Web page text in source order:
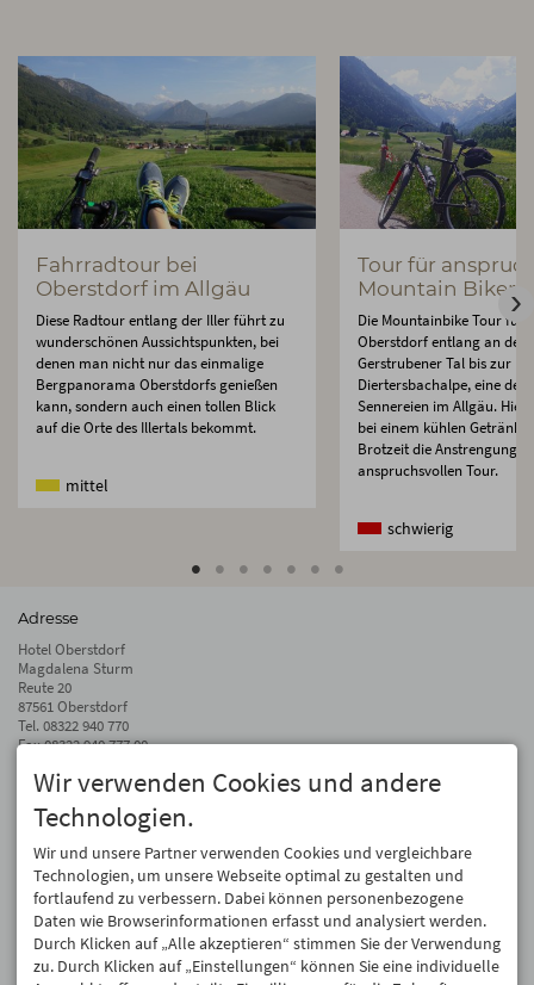
Fahrradtour bei
Oberstdorf im Allgäu
Diese Radtour entlang der Iller führt zu
wunderschönen Aussichtspunkten, bei
denen man nicht nur das einmalige
Bergpanorama Oberstdorfs genießen
kann, sondern auch einen tollen Blick
auf die Orte des Illertals bekommt.
mittel
Tour für
Mountain Biker
Die Mountainbike Tour
Oberstdorf entlang an der
Gerstrubener Tal bis zur
Diertersbachalpe, eine der
Sennereien im Allgäu. Hier
bei einem kühlen Getränk
Brotzeit die Anstrengung
anspruchsvollen Tour.
schwierig
Adresse
Hotel Oberstdorf
Magdalena Sturm
Reute 20
87561 Oberstdorf
Tel. 08322 940 770
Fax 08322 940 777 00
info@hotel-oberstdorf.de
Auf dem Laufenden bleiben
Wir geben Ihre E-Mail-Adresse nicht weiter. Wir mögen auch keinen Spam.
Versprochen! Eine Abmeldung ist jederzeit möglich.
Anmelden
Wir verwenden Cookies und andere
Technologien.
Wir und unsere Partner verwenden Cookies und vergleichbare
Technologien, um unsere Webseite optimal zu gestalten und
fortlaufend zu verbessern. Dabei können personenbezogene
Daten wie Browserinformationen erfasst und analysiert werden.
Durch Klicken auf „Alle akzeptieren“ stimmen Sie der Verwendung
zu. Durch Klicken auf „Einstellungen“ können Sie eine individuelle